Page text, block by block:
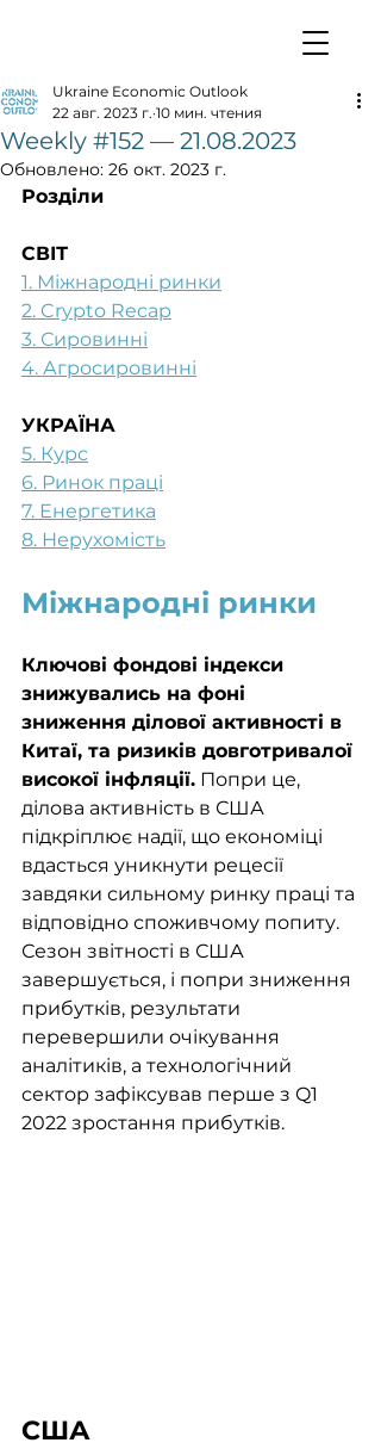
Weekly #152 — 21.08.2023
Ukraine Economic Outlook
22 авг. 2023 г. 10 мин. чтения
Обновлено: 26 окт. 2023 г.
Розділи
СВІТ
1. Міжнародні ринки
2. Crypto Recap
3. Сировинні
4. Агросировинні
УКРАЇНА
5. Курс
6. Ринок праці
7. Енергетика
8. Нерухомість
Міжнародні ринки
Ключові фондові індекси
знижувались на фоні
зниження ділової активності в
Китаї, та ризиків довготривалої
високої інфляції. Попри це,
ділова активність в США
підкріплює надії, що економіці
вдасться уникнути рецесії
завдяки сильному ринку праці та
відповідно споживчому попиту.
Сезон звітності в США
завершується, і попри зниження
прибутків, результати
перевершили очікування
аналітиків, а технологічний
сектор зафіксував перше з Q1
2022 зростання прибутків.
США